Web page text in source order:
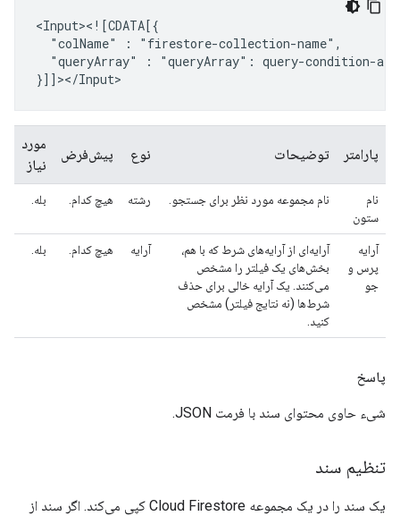
"colName"
:
"queryArray"
: "queryArray": query-condition-
پارامتر توضیحات نوع پیش‌فرض
مورد
نیاز
نام
ستون
نام مجموعه مورد نظر برای جستجو. رشته هیچ کدام. بله.
آرایه
پرس و
جو
آرایه‌ای از آرایه‌های شرط که با هم،
بخش‌های یک فیلتر را مشخص
می‌کنند. یک آرایه خالی برای حذف
شرط‌ها (نه نتایج فیلتر) مشخص
کنید.
آرایه هیچ کدام. بله.
پاسخ
شیء حاوی محتوای سند با فرمت JSON.
تنظیم سند
یک سند را در یک مجموعه Cloud Firestore کپی می‌کند. اگر سند از